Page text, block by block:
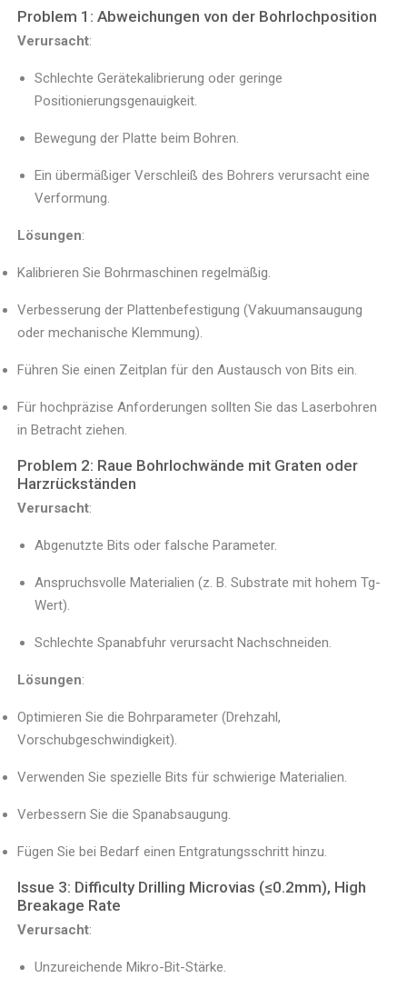
Problem 1: Abweichungen von der Bohrlochposition
Verursacht:
Schlechte Gerätekalibrierung oder geringe
Positionierungsgenauigkeit.
Bewegung der Platte beim Bohren.
Ein übermäßiger Verschleiß des Bohrers verursacht eine
Verformung.
Lösungen:
Kalibrieren Sie Bohrmaschinen regelmäßig.
Verbesserung der Plattenbefestigung (Vakuumansaugung
oder mechanische Klemmung).
Führen Sie einen Zeitplan für den Austausch von Bits ein.
Für hochpräzise Anforderungen sollten Sie das Laserbohren
in Betracht ziehen.
Problem 2: Raue Bohrlochwände mit Graten oder
Harzrückständen
Verursacht:
Abgenutzte Bits oder falsche Parameter.
Anspruchsvolle Materialien (z. B. Substrate mit hohem Tg-
Wert).
Schlechte Spanabfuhr verursacht Nachschneiden.
Lösungen:
Optimieren Sie die Bohrparameter (Drehzahl,
Vorschubgeschwindigkeit).
Verwenden Sie spezielle Bits für schwierige Materialien.
Verbessern Sie die Spanabsaugung.
Fügen Sie bei Bedarf einen Entgratungsschritt hinzu.
Issue 3: Difficulty Drilling Microvias (≤0.2mm), High
Breakage Rate
Verursacht:
Unzureichende Mikro-Bit-Stärke.